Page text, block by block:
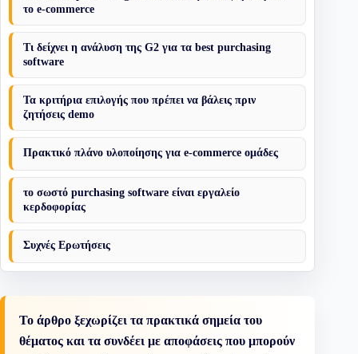
το e-commerce
Τι δείχνει η ανάλυση της G2 για τα best purchasing
software
Τα κριτήρια επιλογής που πρέπει να βάλεις πριν
ζητήσεις demo
Πρακτικό πλάνο υλοποίησης για e-commerce ομάδες
το σωστό purchasing software είναι εργαλείο
κερδοφορίας
Συχνές Ερωτήσεις
Το άρθρο ξεχωρίζει τα πρακτικά σημεία του
θέματος και τα συνδέει με αποφάσεις που μπορούν